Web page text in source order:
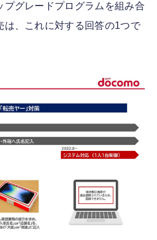
プグレードプログラムを組み合
は、これに対する回答の1つで